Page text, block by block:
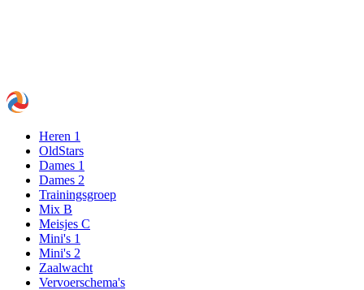
Heren 1
OldStars
Dames 1
Dames 2
Trainingsgroep
Mix B
Meisjes C
Mini's 1
Mini's 2
Zaalwacht
Vervoerschema's